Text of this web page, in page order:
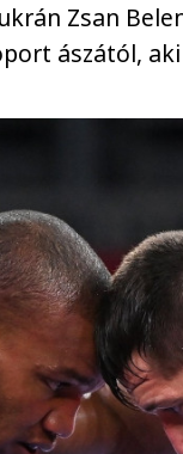
Zsan
ászától,